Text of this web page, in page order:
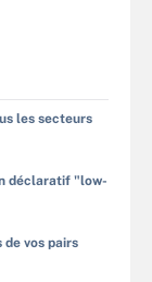
les secteurs
déclaratif "low-
vos pairs